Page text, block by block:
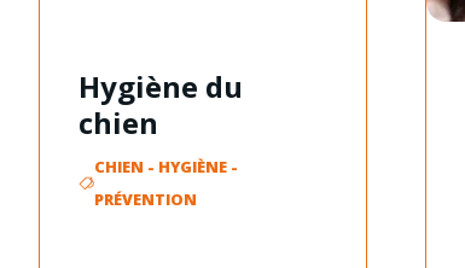
Hygiène du
chien
CHIEN - HYGIÈNE-
PRÉVENTION